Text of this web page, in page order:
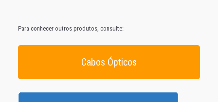
Para conhecer outros produtos, consulte:
Cabos Ópticos